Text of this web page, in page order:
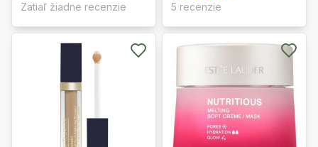
Zatiaľ žiadne recenzie 5 recenzie